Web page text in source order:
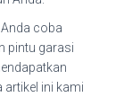
coba
pintu garasi
ini kami